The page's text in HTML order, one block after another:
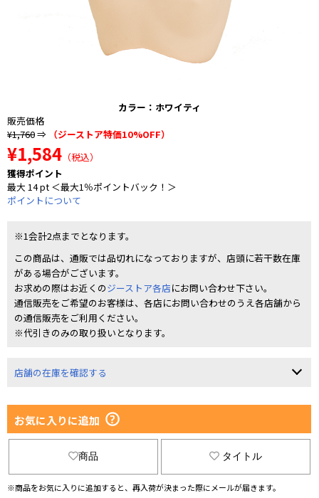
カラー：ホワイティ
販売価格
¥1,760⇒ （ジーストア特価10%OFF）
¥1,584 （税込）
獲得ポイント
最大 14 pt ＜最大1％ポイントバック！＞
ポイントについて
※1会計2点までとなります。
この商品は、通販では品切れになっておりますが、店頭に若干数在庫
がある場合がございます。
お求めの際はお近くのジーストア各店にお問い合わせ下さい。
通信販売をご希望のお客様は、各店にお問い合わせのうえ各店舗から
の通信販売をご利用ください。
※代引きのみの取り扱いとなります。
店舗の在庫を確認する
お気に入りに追加
商品 タイトル
※商品をお気に入りに追加すると、再入荷が決まった際にメールが届きます。